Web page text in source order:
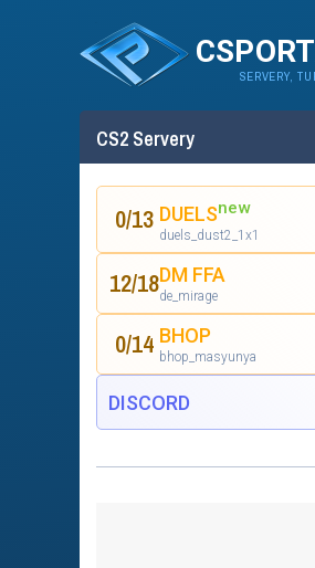
SERVERY,
CS2 Servery
0/13 DUELSnew
duels_dust2_1x1
12/18DM FFA
de_mirage
0/14 BHOP
bhop_masyunya
DISCORD